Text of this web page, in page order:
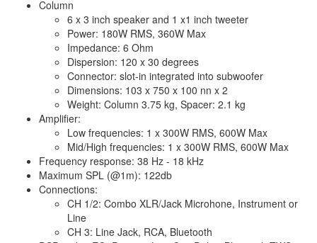
Column
6 x 3 inch speaker and 1 x1 inch tweeter
Power: 180W RMS, 360W Max
Impedance: 6 Ohm
Dispersion: 120 x 30 degrees
Connector: slot-in integrated into subwoofer
Dimensions: 103 x 750 x 100 nn x 2
Weight: Column 3.75 kg, Spacer: 2.1 kg
Amplifier:
Low frequencies: 1 x 300W RMS, 600W Max
Mid/High frequencies: 1 x 300W RMS, 600W Max
Frequency response: 38 Hz - 18 kHz
Maximum SPL (@1m): 122db
Connections:
CH 1/2: Combo XLR/Jack Microhone, Instrument or
Line
CH 3: Line Jack, RCA, Bluetooth